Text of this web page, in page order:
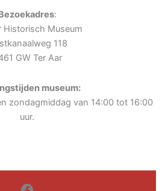
:
Historisch Museum
118
GW Ter Aar
museum:
zondagmiddag van 14:00 tot 16:00
uur.